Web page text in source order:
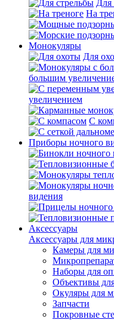
Для
На
Монокуляры
Для
большим
увеличением
С
Приборы ночного
видения
Аксессуары
Аксессуары для
Камеры для
Наборы для
Объективы
Окуляры для
Запчасти
Покровные